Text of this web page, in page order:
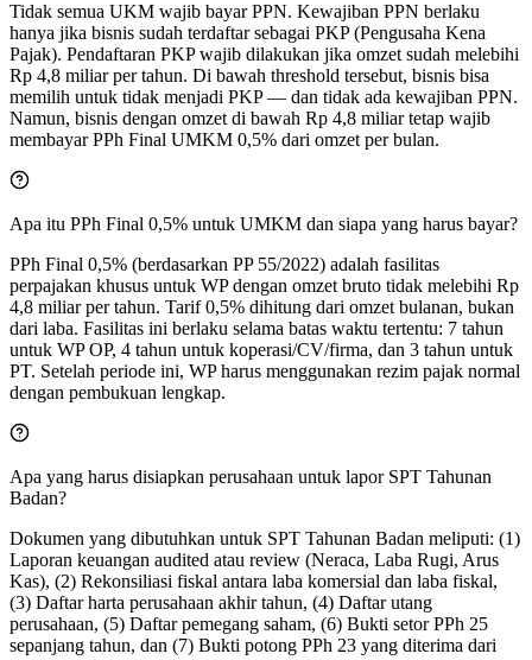
Tidak semua UKM wajib bayar PPN. Kewajiban PPN berlaku
hanya jika bisnis sudah terdaftar sebagai PKP (Pengusaha Kena
Pajak). Pendaftaran PKP wajib dilakukan jika omzet sudah melebihi
Rp 4,8 miliar per tahun. Di bawah threshold tersebut, bisnis bisa
memilih untuk tidak menjadi PKP — dan tidak ada kewajiban PPN.
Namun, bisnis dengan omzet di bawah Rp 4,8 miliar tetap wajib
membayar PPh Final UMKM 0,5% dari omzet per bulan.
Apa itu PPh Final 0,5% untuk UMKM dan siapa yang harus bayar?
PPh Final 0,5% (berdasarkan PP 55/2022) adalah fasilitas
perpajakan khusus untuk WP dengan omzet bruto tidak melebihi Rp
4,8 miliar per tahun. Tarif 0,5% dihitung dari omzet bulanan, bukan
dari laba. Fasilitas ini berlaku selama batas waktu tertentu: 7 tahun
untuk WP OP, 4 tahun untuk koperasi/CV/firma, dan 3 tahun untuk
PT. Setelah periode ini, WP harus menggunakan rezim pajak normal
dengan pembukuan lengkap.
Apa yang harus disiapkan perusahaan untuk lapor SPT Tahunan
Badan?
Dokumen yang dibutuhkan untuk SPT Tahunan Badan meliputi: (1)
Laporan keuangan audited atau review (Neraca, Laba Rugi, Arus
Kas), (2) Rekonsiliasi fiskal antara laba komersial dan laba fiskal,
(3) Daftar harta perusahaan akhir tahun, (4) Daftar utang
perusahaan, (5) Daftar pemegang saham, (6) Bukti setor PPh 25
sepanjang tahun, dan (7) Bukti potong PPh 23 yang diterima dari